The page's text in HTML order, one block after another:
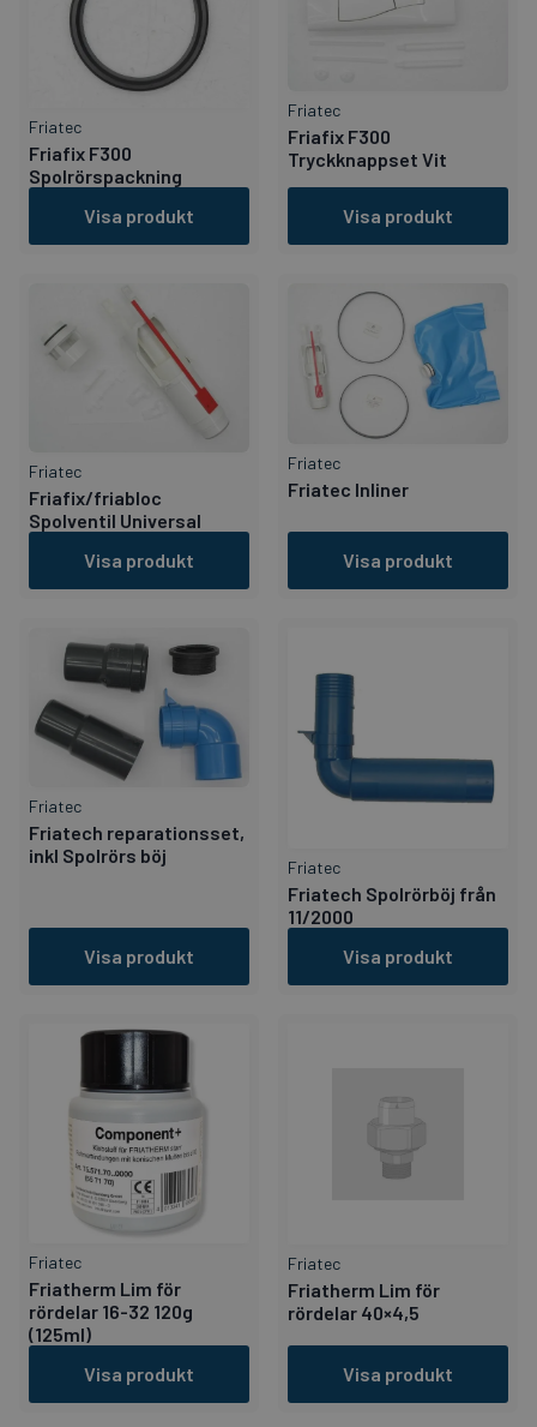
Friatec
Friafix F300
Spolrörspackning
Visa produkt
Friatec
Friafix F300
Tryckknappset Vit
Visa produkt
Friatec
Friafix/friabloc
Spolventil Universal
Visa produkt
Friatec
Friatec Inliner
Visa produkt
Friatec
Friatech reparationsset,
inkl Spolrörs böj
Visa produkt
Friatec
Friatech Spolrörböj från
11/2000
Visa produkt
Friatec
Friatherm Lim för
rördelar 16-32 120g
(125ml)
Visa produkt
Friatec
Friatherm Lim för
rördelar 40×4,5
Visa produkt